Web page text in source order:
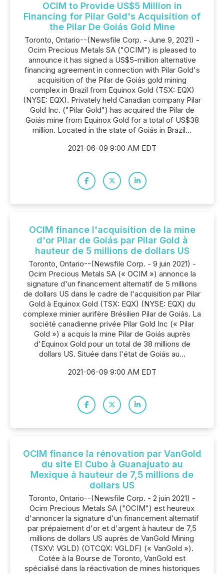
OCIM to Provide US$5 Million in
Financing for Pilar Gold's Acquisition of
the Pilar De Goiás Gold Mine
Toronto, Ontario--(Newsfile Corp. - June 9, 2021) -
Ocim Precious Metals SA ("OCIM") is pleased to
announce it has signed a US$5-million alternative
financing agreement in connection with Pilar Gold's
acquisition of the Pilar de Goiás gold mining
complex in Brazil from Equinox Gold (TSX: EQX)
(NYSE: EQX). Privately held Canadian company Pilar
Gold Inc. ("Pilar Gold") has acquired the Pilar de
Goiás mine from Equinox Gold for a total of US$38
million. Located in the state of Goiás in Brazil...
2021-06-09 9:00 AM EDT
OCIM finance l'acquisition de la mine
d'or Pilar de Goiás par Pilar Gold à
hauteur de 5 millions de dollars US
Toronto, Ontario--(Newsfile Corp. - 9 juin 2021) -
Ocim Precious Metals SA (« OCIM ») annonce la
signature d'un financement alternatif de 5 millions
de dollars US dans le cadre de l'acquisition par Pilar
Gold à Equinox Gold (TSX: EQX) (NYSE: EQX) du
complexe minier aurifère Brésilien Pilar de Goiás. La
société canadienne privée Pilar Gold Inc (« Pilar
Gold ») a acquis la mine Pilar de Goiás auprès
d'Equinox Gold pour un total de 38 millions de
dollars US. Située dans l'état de Goiás au...
2021-06-09 9:00 AM EDT
OCIM finance la rénovation par VanGold
du site El Cubo à Guanajuato au
Mexique à hauteur de 7,5 millions de
dollars US
Toronto, Ontario--(Newsfile Corp. - 2 juin 2021) -
Ocim Precious Metals SA ("OCIM") est heureux
d'annoncer la signature d'un financement alternatif
par prépaiement d'or et d'argent à hauteur de 7,5
millions de dollars US auprès de VanGold Mining
(TSXV: VGLD) (OTCQX: VGLDF) (« VanGold »).
Cotée à la Bourse de Toronto, VanGold est
spécialisé dans la réactivation de mines historiques